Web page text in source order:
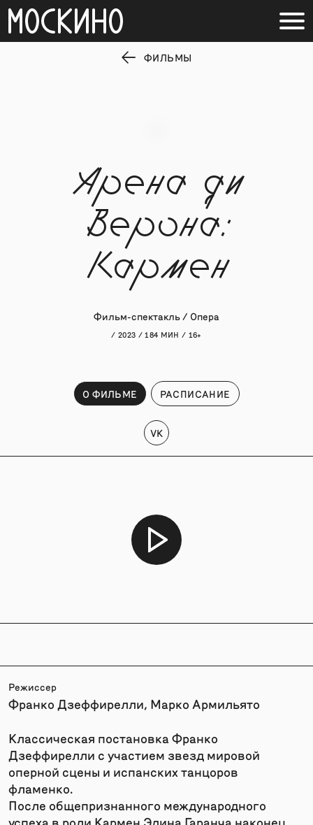
ФИЛЬМЫ
Арена ди
Верона:
Кармен
Фильм-спектакль / Опера
/ 2023 / 184 МИН / 16+
О ФИЛЬМЕ РАСПИСАНИЕ
VK
Режиссер
Франко Дзеффирелли, Марко Армильято
Классическая постановка Франко
Дзеффирелли с участием звезд мировой
оперной сцены и испанских танцоров
фламенко.
После общепризнанного международного
успеха в роли Кармен Элина Гаранча наконец